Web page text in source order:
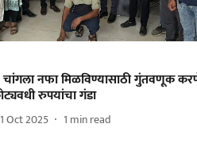
नफा मिळविण्यासाठी गुंतवणूक
रुपयांचा गंडा
Oct 2025 1 min read